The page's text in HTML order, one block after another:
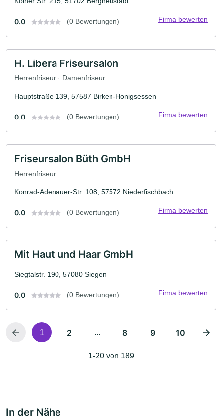
0.0 (0 Bewertungen) Firma bewerten
H. Libera Friseursalon
Herrenfriseur · Damenfriseur
Hauptstraße 139, 57587 Birken-Honigsessen
0.0 (0 Bewertungen) Firma bewerten
Friseursalon Büth GmbH
Herrenfriseur
Konrad-Adenauer-Str. 108, 57572 Niederfischbach
0.0 (0 Bewertungen) Firma bewerten
Mit Haut und Haar GmbH
Siegtalstr. 190, 57080 Siegen
0.0 (0 Bewertungen) Firma bewerten
1 2 ... 8 9 10
1-20 von 189
In der Nähe